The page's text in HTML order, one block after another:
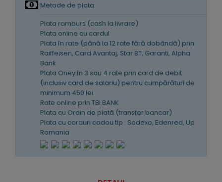
Metode de plata:
Plata ramburs (cash la livrare)
Plata online cu cardul
Plata în rate (pănă la 12 rate fără dobândă) prin
Raiffeisen, Card Avantaj, Star BT, Garanti, Alpha
Bank
Plata Oney în 3 sau 4 rate prin card de debit
(inclusiv card de salariu) pentru cumpărături de
minimum 450 lei.
Rate online prin TBI BANK
Plata cu Ordin de plată (transfer bancar)
Plata cu carduri cadou tip : Sodexo, Edenred, Up
Romania